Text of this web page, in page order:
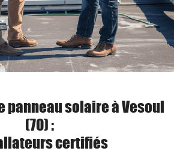
panneau solaire à Vesoul
(70) :
certifiés